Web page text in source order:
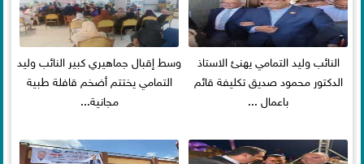
النائب وليد التمامي يهنئ الاستاذ
الدكتور محمود صديق تكليفة قائم
باعمال ...
وسط إقبال جماهيري كبير النائب وليد
التمامي يختتم أضخم قافلة طبية
مجانية...